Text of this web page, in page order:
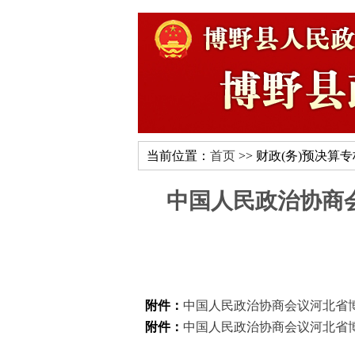
当前位置： 首页 >> 财政(务)预决算专
中国人民政治协商
附件： 中国人民政治协商会议河北省
附件： 中国人民政治协商会议河北省